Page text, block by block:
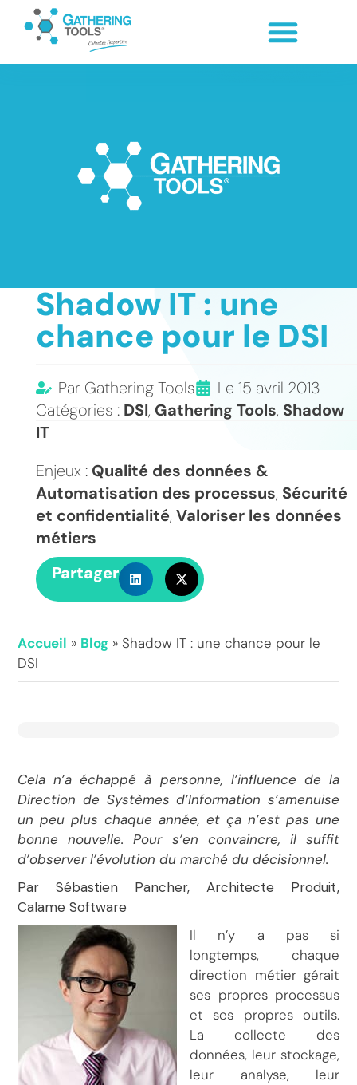
Shadow IT : une
chance pour le DSI
ParGathering Tools Le 15 avril 2013
Catégories : DSI, Gathering Tools, Shadow
IT
Enjeux : Qualité des données &
Automatisation des processus, Sécurité
et confidentialité, Valoriser les données
métiers
Partager
Accueil » Blog » Shadow IT : une chance pour le
DSI
Cela n’a échappé à personne, l’influence de la
Direction de Systèmes d’Information s’amenuise
un peu plus chaque année, et ça n’est pas une
bonne nouvelle. Pour s’en convaincre, il suffit
d’observer l’évolution du marché du décisionnel.
Par Sébastien Pancher, Architecte Produit,
Calame Software
Il n’y a pas si
longtemps, chaque
direction métier gérait
ses propres processus
et ses propres outils.
La collecte des
données, leur stockage,
leur analyse, leur